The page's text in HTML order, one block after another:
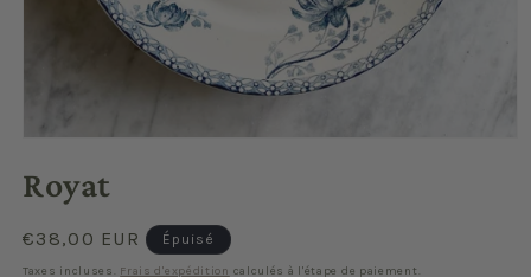
média
1
une
fenêtre
modale
Royat
Prix
habituel
€38,00 EUR Épuisé
Taxes incluses. Frais d'expédition calculés à l'étape de paiement.